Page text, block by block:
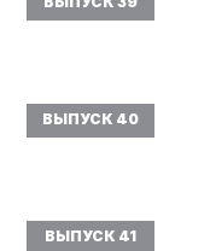
ВЫПУСК 40
ВЫПУСК 41